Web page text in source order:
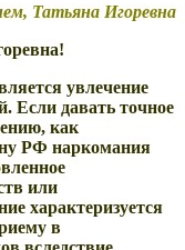
Татьяна Игоревна
увлечение
Если давать точное
как
РФ наркомания
или
характеризуется
в